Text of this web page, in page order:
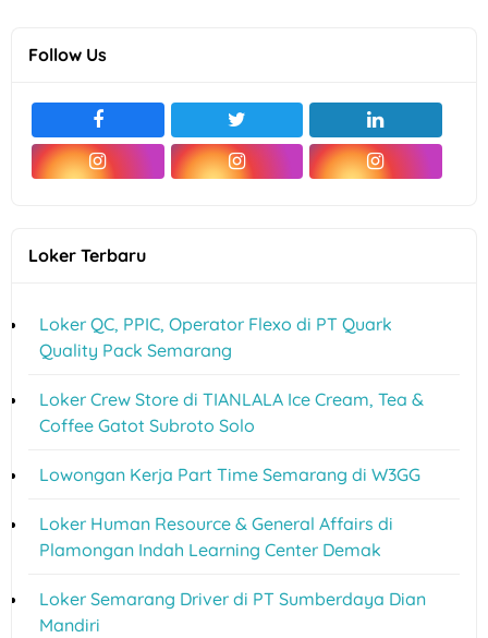
Follow Us
Loker Terbaru
Loker QC, PPIC, Operator Flexo di PT Quark
Quality Pack Semarang
Loker Crew Store di TIANLALA Ice Cream, Tea &
Coffee Gatot Subroto Solo
Lowongan Kerja Part Time Semarang di W3GG
Loker Human Resource & General Affairs di
Plamongan Indah Learning Center Demak
Loker Semarang Driver di PT Sumberdaya Dian
Mandiri